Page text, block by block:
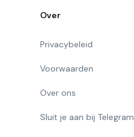
Over
Privacybeleid
Voorwaarden
Over ons
Sluit je aan bij Telegram